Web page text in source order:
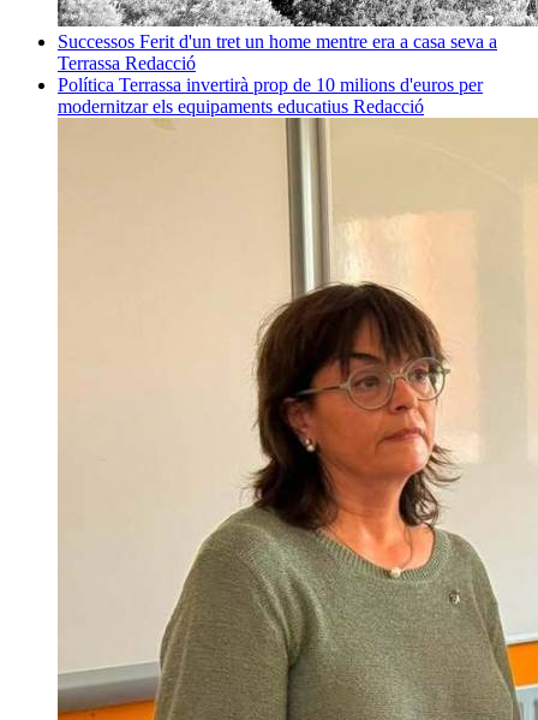
Successos Ferit d'un tret un home mentre era a casa seva a
Terrassa Redacció
Política Terrassa invertirà prop de 10 milions d'euros per
modernitzar els equipaments educatius Redacció